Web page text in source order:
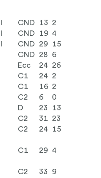
CND 13
2
CND 19 4
CND 29
15
CND 28
6
Ecc 24
26
C1 24
2
C1 16 2
C2 6
0
D 23
13
C2 31
23
C2 24
15
C1 29
4
C2 33
9